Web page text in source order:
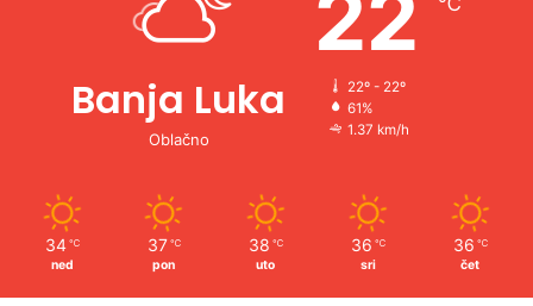
Banja Luka
Oblačno
22º - 22º
61%
1.37 km/h
34 ℃
ned
37 ℃
pon
38 ℃
uto
36 ℃
sri
36 ℃
čet